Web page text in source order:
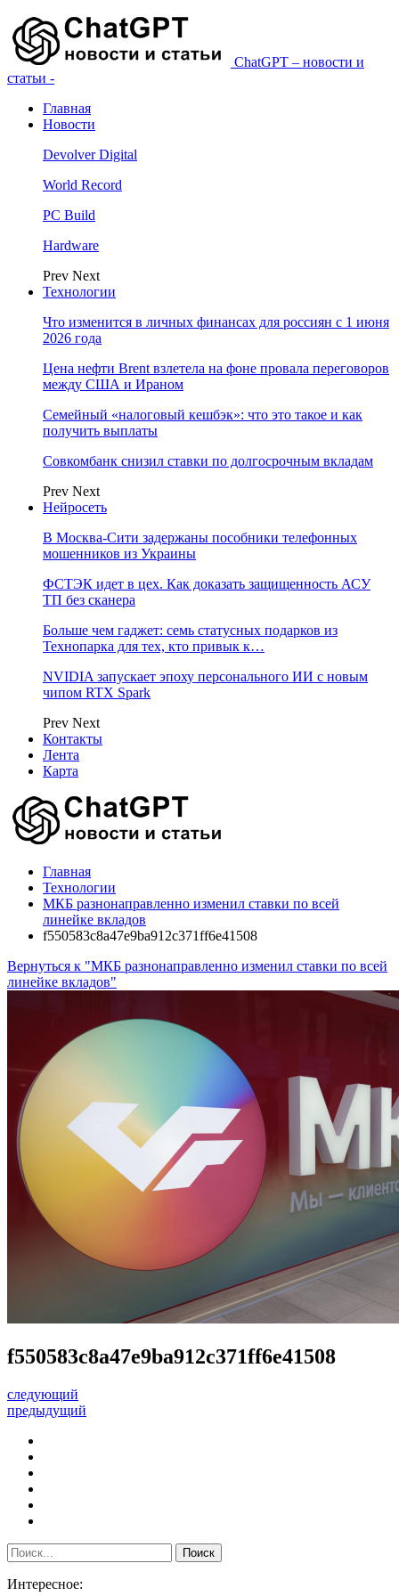
ChatGPT – новости и
статьи -
Главная
Новости
Devolver Digital
World Record
PC Build
Hardware
Prev Next
Технологии
Что изменится в личных финансах для россиян с 1 июня
2026 года
Цена нефти Brent взлетела на фоне провала переговоров
между США и Ираном
Семейный «налоговый кешбэк»: что это такое и как
получить выплаты
Совкомбанк снизил ставки по долгосрочным вкладам
Prev Next
Нейросеть
В Москва-Сити задержаны пособники телефонных
мошенников из Украины
ФСТЭК идет в цех. Как доказать защищенность АСУ
ТП без сканера
Больше чем гаджет: семь статусных подарков из
Технопарка для тех, кто привык к…
NVIDIA запускает эпоху персонального ИИ с новым
чипом RTX Spark
Prev Next
Контакты
Лента
Карта
Главная
Технологии
МКБ разнонаправленно изменил ставки по всей
линейке вкладов
f550583c8a47e9ba912c371ff6e41508
Вернуться к "МКБ разнонаправленно изменил ставки по всей
линейке вкладов"
f550583c8a47e9ba912c371ff6e41508
следующий
предыдущий
Интересное: